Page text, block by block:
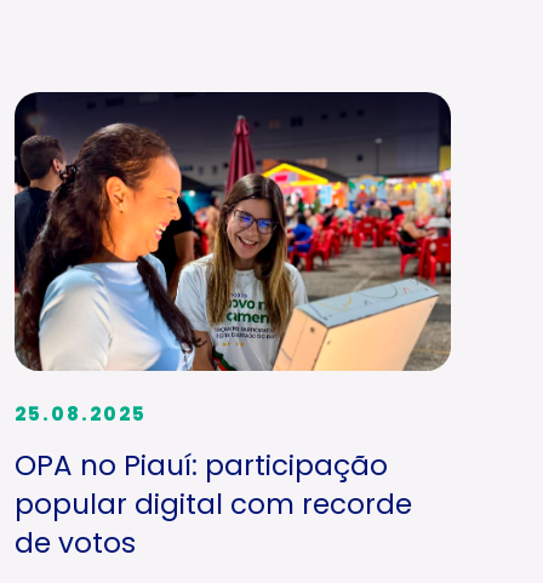
25.08.2025
OPA no Piauí: participação
popular digital com recorde
de votos